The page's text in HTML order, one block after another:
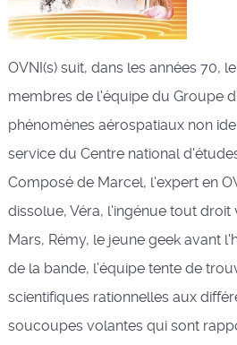
OVNI(s) suit, dans les années 70,
membres de l'équipe du Groupe
phénomènes aérospatiaux non
service du Centre national
Composé de Marcel, l'expert en
dissolue, Véra, l'ingénue tout droit
Mars, Rémy, le jeune geek avant
de la bande, l’équipe tente de
scientifiques rationnelles aux
soucoupes volantes qui sont